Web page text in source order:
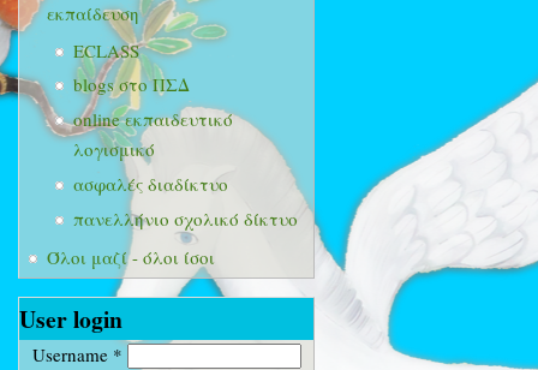
εκπαίδευση
ECLASS
blogs στο ΠΣΔ
online εκπαιδευτικό
λογισμικό
ασφαλές διαδίκτυο
πανελλήνιο σχολικό δίκτυο
Όλοι μαζί - όλοι ίσοι
User login
Username *